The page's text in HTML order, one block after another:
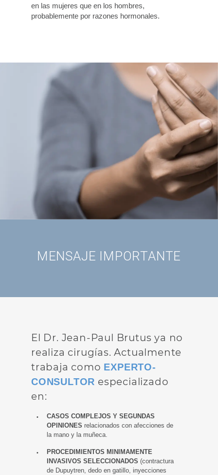
en las mujeres que en los hombres,
probablemente por razones hormonales.
MENSAJE IMPORTANTE
El Dr. Jean-Paul Brutus ya no
realiza cirugías. Actualmente
trabaja como EXPERTO-
CONSULTOR especializado
en:
CASOS COMPLEJOS Y SEGUNDAS
OPINIONES relacionados con afecciones de
la mano y la muñeca.
PROCEDIMIENTOS MINIMAMENTE
INVASIVOS SELECCIONADOS (contractura
de Dupuytren, dedo en gatillo, inyecciones